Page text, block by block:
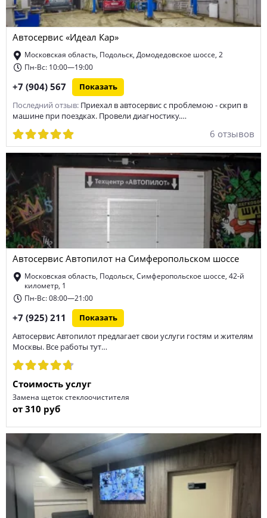
ремонт дизельных двигателей ремонт МКПП
диагностика МКПП сход-развал
ремонт боковых порезов шин
ремонт электронных систем управления автомобиля
техническое обслуживание автомобиля хранение шин
ремонт тормозной системы замена фильтров автомобиля
ремонт генератора автомобиля ремонт стартера
замена масла в двигателе ремонт Mercedes-benz
ремонт КПП химчистка салона
ремонт электрооборудования
ремонт автоэлектроники диагностика ходовой
Автосервис «Идеал Кар»
Московская область, Подольск, Домодедовское шоссе, 2
Пн-Вс: 10:00—19:00
+7 (904) 567 Показать
Последний отзыв: Приехал в автосервис с проблемою - скрип в
машине при поездках. Провели диагностику.…
6 отзывов
Автосервис Автопилот на Симферопольском шоссе
Московская область, Подольск, Симферопольское шоссе, 42-й
километр, 1
Пн-Вс: 08:00—21:00
+7 (925) 211 Показать
Автосервис Автопилот предлагает свои услуги гостям и жителям
Москвы. Все работы тут…
Стоимость услуг
Замена щеток стеклоочистителя
от 310 руб